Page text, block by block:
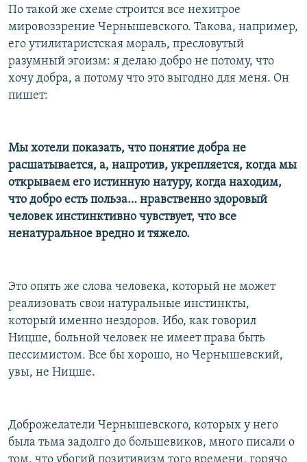
По такой же схеме строится все нехитрое
мировоззрение Чернышевского. Такова, например,
его утилитаристская мораль, пресловутый
разумный эгоизм: я делаю добро не потому, что
хочу добра, а потому что это выгодно для меня. Он
пишет:
Мы хотели показать, что понятие добра не
расшатывается, а, напротив, укрепляется, когда мы
открываем его истинную натуру, когда находим,
что добро есть польза… нравственно здоровый
человек инстинктивно чувствует, что все
ненатуральное вредно и тяжело.
Это опять же слова человека, который не может
реализовать свои натуральные инстинкты,
который именно нездоров. Ибо, как говорил
Ницше, больной человек не имеет права быть
пессимистом. Все бы хорошо, но Чернышевский,
увы, не Ницше.
Доброжелатели Чернышевского, которых у него
была тьма задолго до большевиков, много писали о